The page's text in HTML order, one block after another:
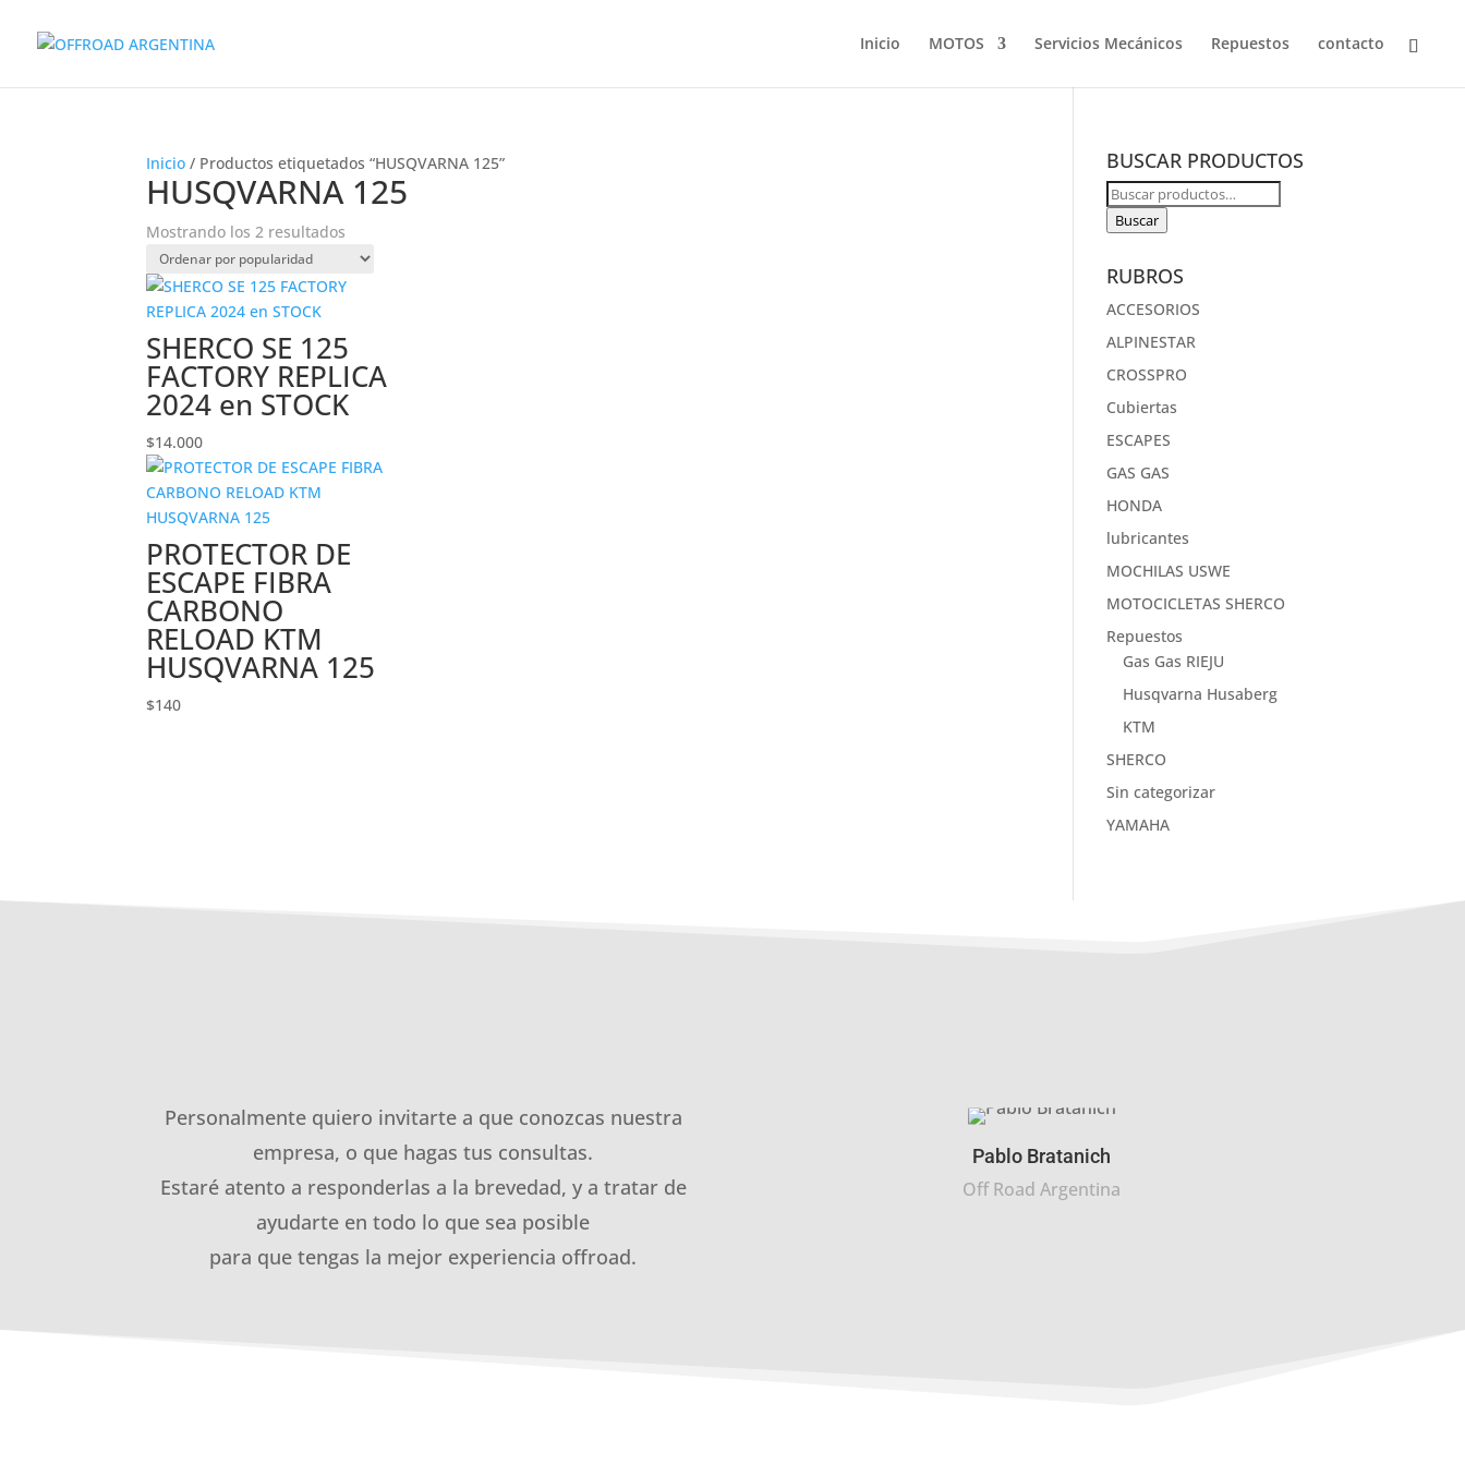
Inicio MOTOS Servicios Mecánicos Repuestos contacto
Inicio / Productos etiquetados “HUSQVARNA 125”
HUSQVARNA 125
Mostrando los 2 resultados
por
popularidad
SHERCO SE 125
FACTORY REPLICA
2024 en STOCK
$14.000
PROTECTOR DE
ESCAPE FIBRA
CARBONO
RELOAD KTM
HUSQVARNA 125
$140
BUSCAR PRODUCTOS
Buscar
por:
Buscar
RUBROS
ACCESORIOS
ALPINESTAR
CROSSPRO
Cubiertas
ESCAPES
GAS GAS
HONDA
lubricantes
MOCHILAS USWE
MOTOCICLETAS SHERCO
Repuestos
Gas Gas RIEJU
Husqvarna Husaberg
KTM
SHERCO
Sin categorizar
YAMAHA
Personalmente quiero invitarte a que conozcas nuestra
empresa, o que hagas tus consultas.
Estaré atento a responderlas a la brevedad, y a tratar de
ayudarte en todo lo que sea posible
para que tengas la mejor experiencia offroad.
Pablo Bratanich
Off Road Argentina